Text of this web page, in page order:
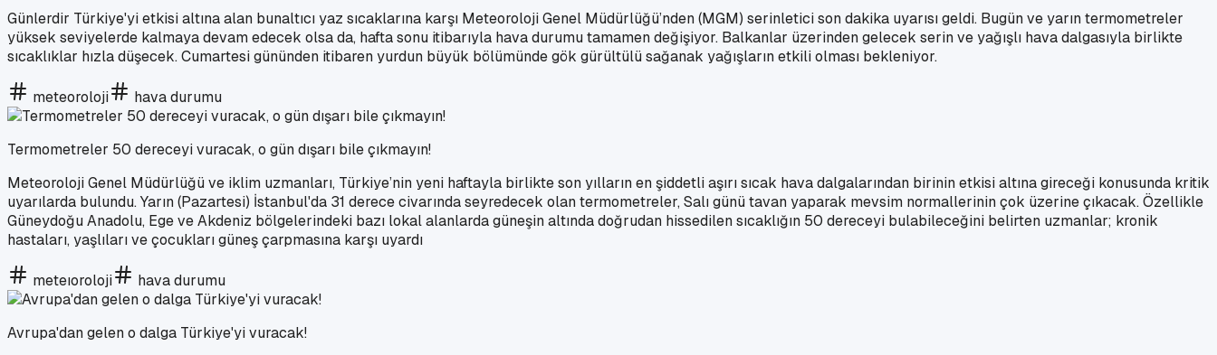
Günlerdir Türkiye'yi etkisi altına alan bunaltıcı yaz sıcaklarına karşı Meteoroloji Genel Müdürlüğü’nden (MGM) serinletici son dakika uyarısı geldi. Bugün ve yarın termometreler
yüksek seviyelerde kalmaya devam edecek olsa da, hafta sonu itibarıyla hava durumu tamamen değişiyor. Balkanlar üzerinden gelecek serin ve yağışlı hava dalgasıyla birlikte
sıcaklıklar hızla düşecek. Cumartesi gününden itibaren yurdun büyük bölümünde gök gürültülü sağanak yağışların etkili olması bekleniyor.
meteoroloji hava durumu
Termometreler 50 dereceyi vuracak, o gün dışarı bile çıkmayın!
Meteoroloji Genel Müdürlüğü ve iklim uzmanları, Türkiye’nin yeni haftayla birlikte son yılların en şiddetli aşırı sıcak hava dalgalarından birinin etkisi altına gireceği konusunda kritik
uyarılarda bulundu. Yarın (Pazartesi) İstanbul'da 31 derece civarında seyredecek olan termometreler, Salı günü tavan yaparak mevsim normallerinin çok üzerine çıkacak. Özellikle
Güneydoğu Anadolu, Ege ve Akdeniz bölgelerindeki bazı lokal alanlarda güneşin altında doğrudan hissedilen sıcaklığın 50 dereceyi bulabileceğini belirten uzmanlar; kronik
hastaları, yaşlıları ve çocukları güneş çarpmasına karşı uyardı
meteıoroloji hava durumu
Avrupa'dan gelen o dalga Türkiye'yi vuracak!